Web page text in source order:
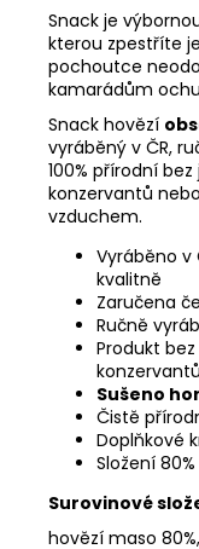
Snack je
kterou zpestříte
pochoutce
kamarádům
Snack hovězí
vyráběný v ČR,
100% přírodní
konzervantů
vzduchem.
Vyráběno v
kvalitně
Zaručena
Ručně
Produkt
konzervantů
Sušeno
Čistě
Doplňkové
Složení
Surovinové
hovězí maso